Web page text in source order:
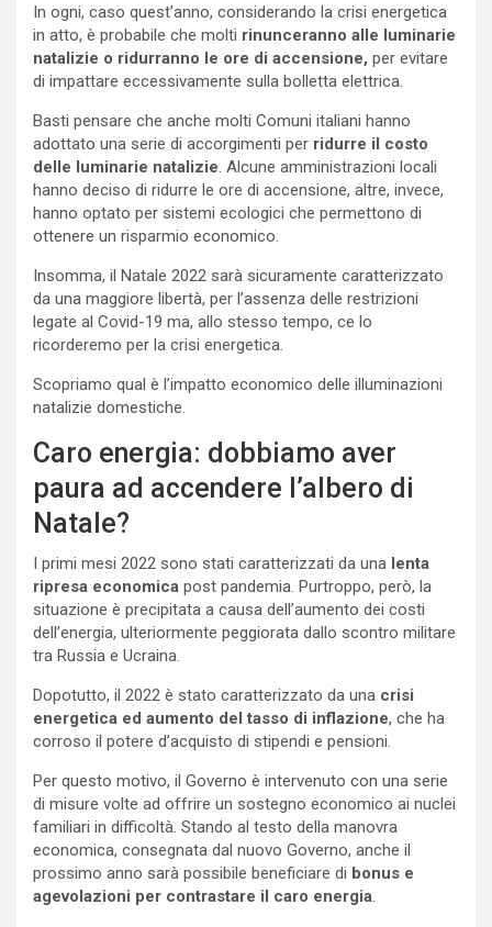
In ogni, caso quest’anno, considerando la crisi energetica
in atto, è probabile che molti rinunceranno alle luminarie
natalizie o ridurranno le ore di accensione, per evitare
di impattare eccessivamente sulla bolletta elettrica.
Basti pensare che anche molti Comuni italiani hanno
adottato una serie di accorgimenti per ridurre il costo
delle luminarie natalizie . Alcune amministrazioni locali
hanno deciso di ridurre le ore di accensione, altre, invece,
hanno optato per sistemi ecologici che permettono di
ottenere un risparmio economico.
Insomma, il Natale 2022 sarà sicuramente caratterizzato
da una maggiore libertà, per l’assenza delle restrizioni
legate al Covid-19 ma, allo stesso tempo, ce lo
ricorderemo per la crisi energetica.
Scopriamo qual è l’impatto economico delle illuminazioni
natalizie domestiche.
Caro energia: dobbiamo aver
paura ad accendere l’albero di
Natale?
I primi mesi 2022 sono stati caratterizzati da una lenta
ripresa economica post pandemia. Purtroppo, però, la
situazione è precipitata a causa dell’aumento dei costi
dell’energia, ulteriormente peggiorata dallo scontro militare
tra Russia e Ucraina.
Dopotutto, il 2022 è stato caratterizzato da una crisi
energetica ed aumento del tasso di inflazione, che ha
corroso il potere d’acquisto di stipendi e pensioni.
Per questo motivo, il Governo è intervenuto con una serie
di misure volte ad offrire un sostegno economico ai nuclei
familiari in difficoltà. Stando al testo della manovra
economica, consegnata dal nuovo Governo, anche il
prossimo anno sarà possibile beneficiare di bonus e
agevolazioni per contrastare il caro energia